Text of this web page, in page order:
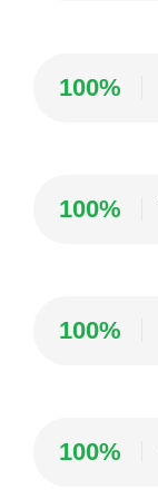
100%
100%
100%
100%